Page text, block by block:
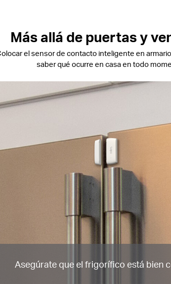
Más allá de puertas y
el sensor de contacto inteligente en
saber qué ocurre en casa en todo
Asegúrate que el frigorífico está bien